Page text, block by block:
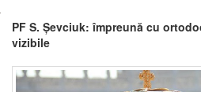
PF S. Șevciuk: împreună cu
vizibile